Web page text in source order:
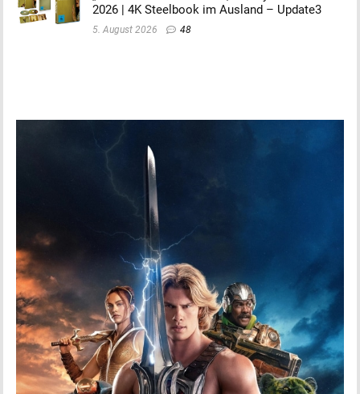
2026 | 4K Steelbook im Ausland – Update3
5. August 2026 48